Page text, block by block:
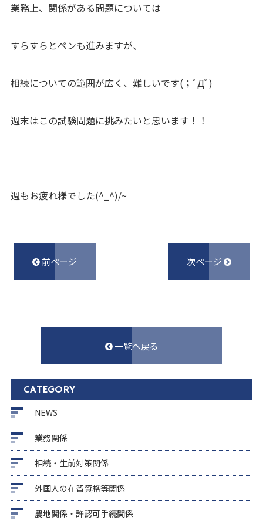
業務上、関係がある問題については
すらすらとペンも進みますが、
相続についての範囲が広く、難しいです(；ﾟДﾟ)
週末はこの試験問題に挑みたいと思います！！
週もお疲れ様でした(^_^)/~
前ページ 次ページ
一覧へ戻る
CATEGORY
NEWS
業務関係
相続・生前対策関係
外国人の在留資格等関係
農地関係・許認可手続関係